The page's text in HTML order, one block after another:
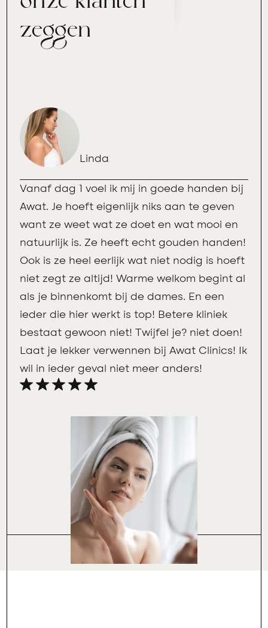
zeggen
Linda
Vanaf dag 1 voel ik mij in goede handen bij
Awat. Je hoeft eigenlijk niks aan te geven
want ze weet wat ze doet en wat mooi en
natuurlijk is. Ze heeft echt gouden handen!
Ook is ze heel eerlijk wat niet nodig is hoeft
niet zegt ze altijd! Warme welkom begint al
als je binnenkomt bij de dames. En een
ieder die hier werkt is top! Betere kliniek
bestaat gewoon niet! Twijfel je? niet doen!
Laat je lekker verwennen bij Awat Clinics! Ik
wil in ieder geval niet meer anders!